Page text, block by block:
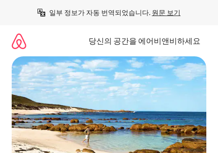
일부 정보가 자동 번역되었습니다. 원문 보기
당신의 공간을 에어비앤비하세요